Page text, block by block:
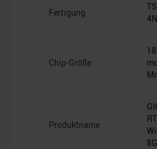
Fertigung
Chip-Größe
Produktname
8G